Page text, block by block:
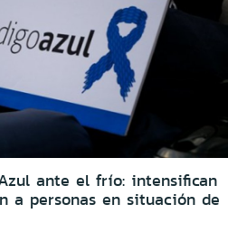
ante el frío: intensifican
a personas en situación de